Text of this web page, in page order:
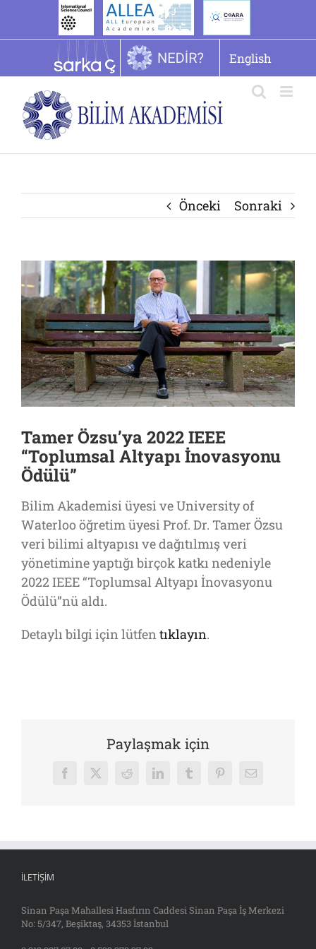
English
Önceki Sonraki
Tamer Özsu’ya 2022 IEEE
“Toplumsal Altyapı İnovasyonu
Ödülü”
Bilim Akademisi üyesi ve University of
Waterloo öğretim üyesi Prof. Dr. Tamer Özsu
veri bilimi altyapısı ve dağıtılmış veri
yönetimine yaptığı birçok katkı nedeniyle
2022 IEEE “Toplumsal Altyapı İnovasyonu
Ödülü”nü aldı.
Detaylı bilgi için lütfentıklayın.
Paylaşmak için
Facebook
X Reddit LinkedInTumblrPinterest
E-
İLETIŞIM
Sinan Paşa Mahallesi Hasfırın Caddesi Sinan Paşa İş Merkezi
No: 5/347, Beşiktaş, 34353 İstanbul